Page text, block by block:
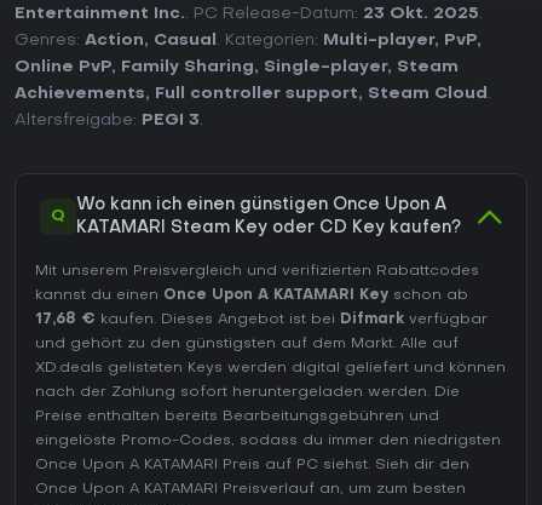
Entertainment Inc.. PC Release-Datum: 23 Okt. 2025.
Genres: Action, Casual . Kategorien: Multi-player, PvP,
Online PvP, Family Sharing, Single-player, Steam
Achievements, Full controller support, Steam Cloud .
Altersfreigabe:
PEGI 3.
Q
Wo kann ich einen günstigen Once Upon A
KATAMARI Steam Key oder CD Key kaufen?
Mit unserem Preisvergleich und verifizierten Rabattcodes
kannst du einen Once Upon A KATAMARI Key schon ab
17,68 € kaufen. Dieses Angebot ist bei Difmark verfügbar
und gehört zu den günstigsten auf dem Markt. Alle auf
XD.deals gelisteten Keys werden digital geliefert und können
nach der Zahlung sofort heruntergeladen werden. Die
Preise enthalten bereits Bearbeitungsgebühren und
eingelöste Promo-Codes, sodass du immer den niedrigsten
Once Upon A KATAMARI Preis auf PC siehst. Sieh dir den
Once Upon A KATAMARI Preisverlauf an, um zum besten